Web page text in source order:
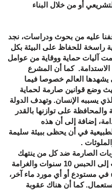
أو من خلال البناء
عليه من بحوث ودراسات، نجد
راسخة للحفاظ على البيئة بكل
آليات حماية ووقاية من عوامل
الاستدامة. كما أن المشرع
يشهدها العالم خصوصا فيما
وضع قوانين صارمة لحماية
يسببه الإنسان. وتهدف الدولة
على توازنها بالقدر
إضافة إلى أن هذه
في أن يحظى ببيئة سليمة
.
الصارمة ضد كل من ينتهك
حرمة البيئة وقد تصل هذه العقوبات إلى الحبس 10 سنوات والغرامة
في مستودع أو أي مورد ماء آخر،
كما أن هناك عقوبة